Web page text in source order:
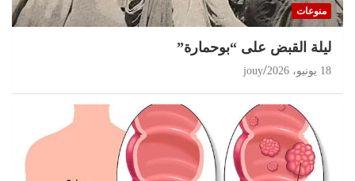
منوعات
ليلة القبض على “بوحمارة”
18 يونيو، 2026 jouy